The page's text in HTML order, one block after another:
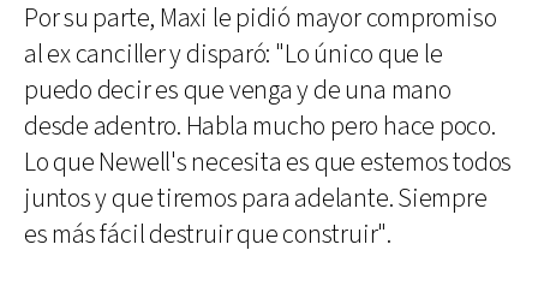
Por su parte, Maxi le pidió mayor compromiso
al ex canciller y disparó: "Lo único que le
puedo decir es que venga y de una mano
desde adentro. Habla mucho pero hace poco.
Lo que Newell's necesita es que estemos todos
juntos y que tiremos para adelante. Siempre
es más fácil destruir que construir".